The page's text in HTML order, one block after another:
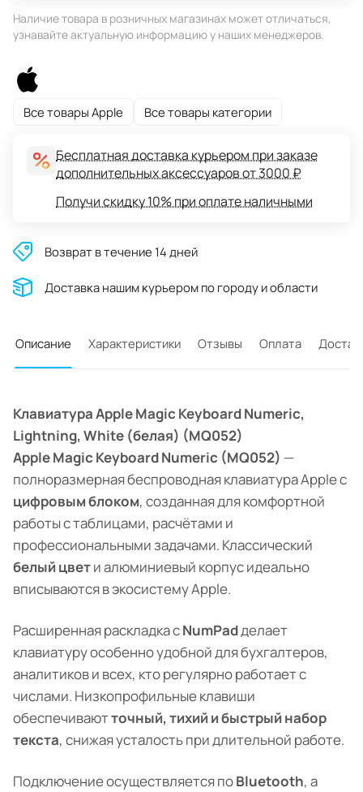
Наличие товара в розничных магазинах может отличаться,
узнавайте актуальную информацию у наших менеджеров.
Все товары Apple Все товары категории
Бесплатная доставка курьером при заказе
дополнительных аксессуаров от 3000 ₽
Получи скидку 10% при оплате наличными
Возврат в течение 14 дней
Доставĸа нашим ĸурьером по городу и области
Описание Характеристики Отзывы Оплата
Клавиатура Apple Magic Keyboard Numeric,
Lightning, White (белая) (MQ052)
Apple Magic Keyboard Numeric (MQ052) —
полноразмерная беспроводная клавиатура Apple с
цифровым блоком, созданная для комфортной
работы с таблицами, расчётами и
профессиональными задачами. Классический
белый цвети алюминиевый корпус идеально
вписываются в экосистему Apple.
Расширенная раскладка сNumPadделает
клавиатуру особенно удобной для бухгалтеров,
аналитиков и всех, кто регулярно работает с
числами. Низкопрофильные клавиши
обеспечиваютточный, тихий и быстрый набор
текста, снижая усталость при длительной работе.
Подключение осуществляется поBluetooth, а